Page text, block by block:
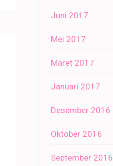
Juni 2017
Mei 2017
Maret 2017
Januari 2017
Desember 2016
Oktober 2016
September 2016